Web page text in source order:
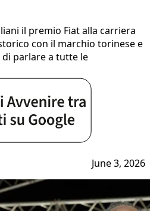
il premio Fiat alla carriera
con il marchio torinese e
di parlare a tutte le
June 3, 2026